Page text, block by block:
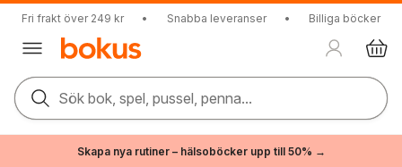
Fri frakt över 249 kr • Snabba leveranser • Billiga böcker
Sök bok, spel, pussel, penna...
Skapa nya rutiner – hälsoböcker upp till 50% →